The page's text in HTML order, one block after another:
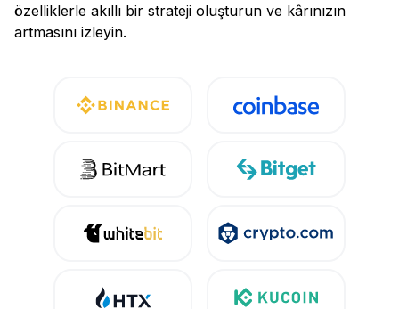
özelliklerle akıllı bir strateji oluşturun ve kârınızın
artmasını izleyin.